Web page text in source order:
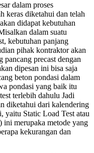
dalam proses
keras diketahui dan telah
didapat kebutuhan
dalam suatu
kebutuhan panjang
pihak kontraktor akan
pancang precast dengan
dipesan ini bisa saja
beton pondasi dalam
pondasi yang baik itu
terlebih dahulu Jadi
diketahui dari kalendering
yaitu Static Load Test atau
ini merupaka metode yang
kekurangan dan